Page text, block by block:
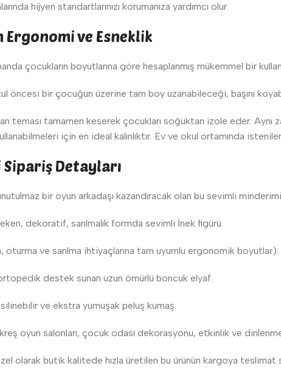
hijyen standartlarınızı korumanıza yardımcı olur.
ve Esneklik
çocukların boyutlarına göre hesaplanmış mükemmel bir
öncesi bir çocuğun üzerine tam boy uzanabileceği, başını
teması tamamen keserek çocukları soğuktan izole eder. Aynı
için en ideal kalınlıktır. Ev ve okul ortamında
Detayları
bir oyun arkadaşı kazandıracak olan bu sevimli
dekoratif, sarılmalık formda sevimli İnek figürü.
oturma ve sarılma ihtiyaçlarına tam uyumlu ergonomik boyutlar).
destek sunan uzun ömürlü boncuk elyaf.
ve ekstra yumuşak peluş kumaş.
oyun salonları, çocuk odası dekorasyonu, etkinlik ve dinlenme
olarak butik kalitede hızla üretilen bu ürünün kargoya teslimat